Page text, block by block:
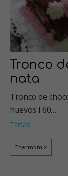
Tronco
nata
Tronco de
huevos l 60…
Tartas
Thermomix